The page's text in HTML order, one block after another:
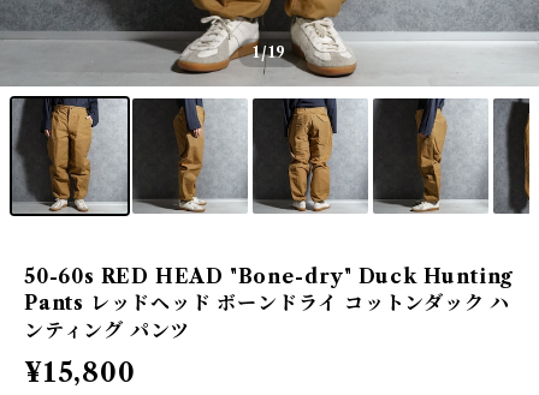
1/19
50-60s RED HEAD "Bone-dry" Duck Hunting
Pants レッドヘッド ボーンドライ コットンダック ハ
ンティング パンツ
¥15,800